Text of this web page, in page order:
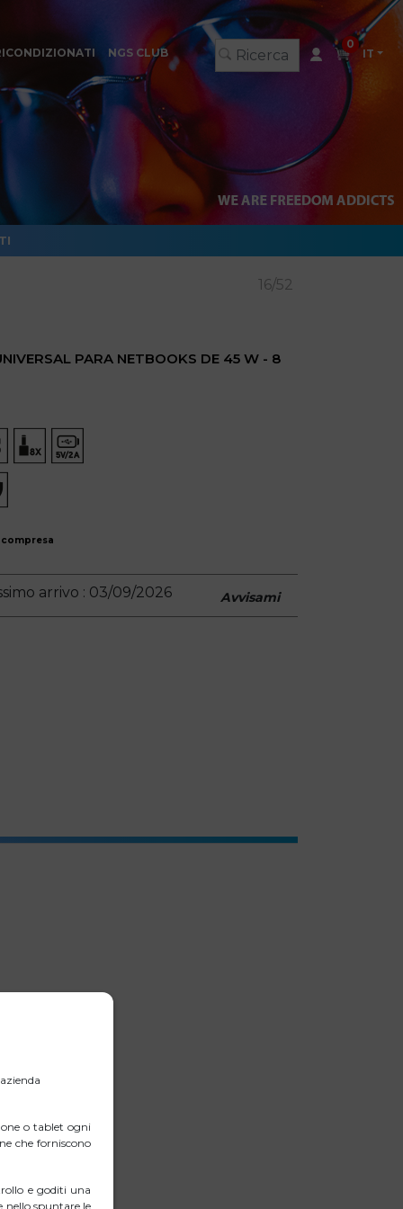
NGS CLUB
0
IT
16/52
PARA NETBOOKS DE 45 W - 8
compresa
arrivo : 03/09/2026 Avvisami
o tablet ogni
che forniscono
e goditi una
nello spuntare le